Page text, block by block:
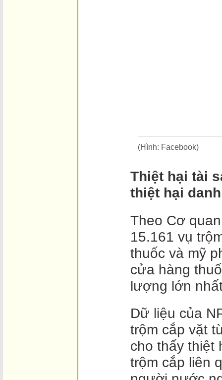
(Hình: Facebook)
Thiệt hại tài
thiệt hại
Theo Cơ
15.161 vụ
thuốc và mỹ
cửa hàng
lượng lớn
Dữ liệu của
trộm cắp vặt
cho thấy thiệt
trộm cắp liên